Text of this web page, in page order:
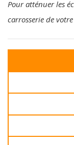
Pour atténuer les
carrosserie de